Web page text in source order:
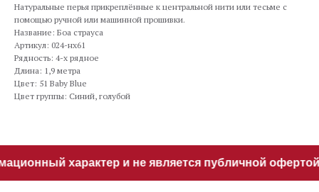
Натуральные перья прикреплённые к центральной нити или тесьме с
помощью ручной или машинной прошивки.
Название: Боа страуса
Артикул: 024-нх61
Рядность: 4-х рядное
Длина: 1,9 метра
Цвет: 51 Baby Blue
Цвет группы: Синий, голубой
характер и не является публичной